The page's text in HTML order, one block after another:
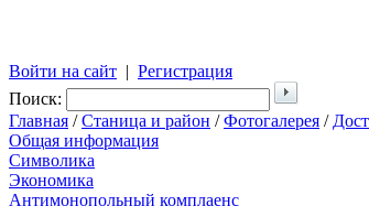
Войти на сайт | Регистрация
Поиск:
Главная /Станица и район /Фотогалерея /
Общая информация
Символика
Экономика
Антимонопольный комплаенс